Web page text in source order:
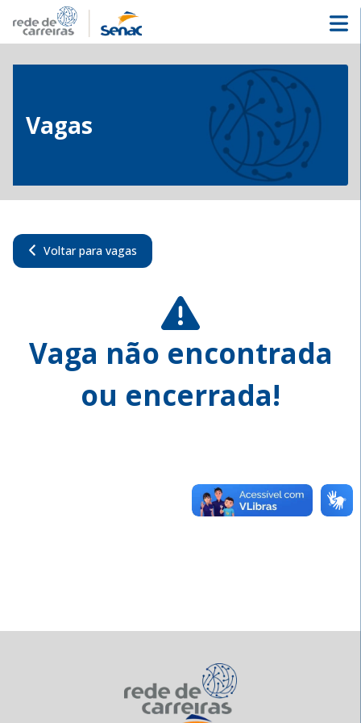
Vagas
Voltar para vagas
Vaga não encontrada
ou encerrada!